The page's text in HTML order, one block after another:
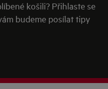
košili? Přihlaste se
budeme posílat tipy